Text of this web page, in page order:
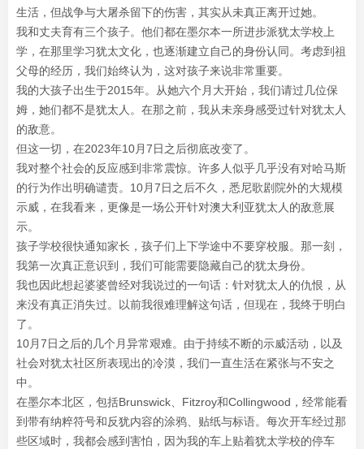
生活，但战争与大屠杀留下的伤害，其实从未真正离开过她。
我和丈夫育有三个孩子。他们都在墨尔本一所进步派犹太学校上
学，在那里学习犹太文化，也逐渐建立自己的身份认同。考虑到祖
父母的经历，我们始终认为，这对孩子来说非常重要。
我的大孩子出生于2015年。从她六个月大开始，我们请过几位保
姆，她们都不是犹太人。在那之前，我从未亲身感受过针对犹太人
的敌意。
但这一切，在2023年10月7日之后彻底改变了。
我对整个社会的反应感到非常震惊。许多人似乎几乎没有对哈马斯
的行为作出明确谴责。10月7日之后不久，悉尼歌剧院外的大规模
示威，在我看来，更像是一场公开针对澳大利亚犹太人的敌意展
示。
孩子学校很快通知家长，孩子们上下学途中不要穿校服。那一刻，
我第一次真正意识到，我们可能需要隐藏自己的犹太身份。
我也因此想起婆婆曾经对我说过的一句话：针对犹太人的仇恨，从
来没有真正消失过。以前我很难理解这句话，但现在，我终于明白
了。
10月7日之后的几个月异常艰难。由于持续不断的示威活动，以及
社会对犹太社区所表现出的冷漠，我们一直生活在紧张与不安之
中。
在墨尔本北区，包括Brunswick、Fitzroy和Collingwood，经常能看
到带有纳粹符号和反犹内容的涂鸦、贴纸与标语。每次开车经过那
些区域时，我都会感到害怕，因为我的车上贴着犹太学校的停车